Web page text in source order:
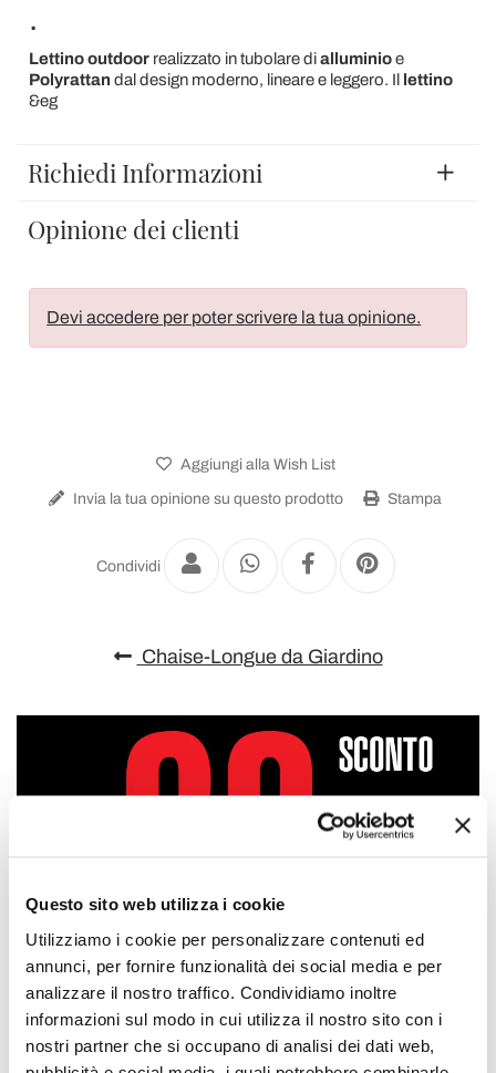
Questo sito web utilizza i cookie
Utilizziamo i cookie per personalizzare contenuti ed
annunci, per fornire funzionalità dei social media e per
analizzare il nostro traffico. Condividiamo inoltre
informazioni sul modo in cui utilizza il nostro sito con i
nostri partner che si occupano di analisi dei dati web,
.
Lettino outdoorrealizzato in tubolare dialluminioe
Polyrattan dal design moderno, lineare e leggero. Il lettino
&eg
Richiedi Informazioni
Opinione dei clienti
Devi accedere per poter scrivere la tua opinione.
Aggiungi alla Wish List
Invia la tua opinione su questo prodotto Stampa
Condividi
Chaise-Longue da Giardino